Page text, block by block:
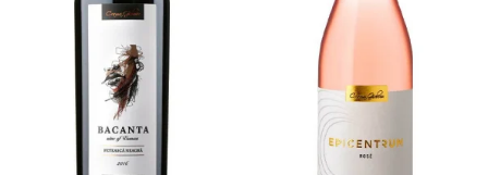
Crama HERMEZIU
Grup FRESCOBALDI
L'ARTIST
DEMETER
VINUL Bikers For Humanity